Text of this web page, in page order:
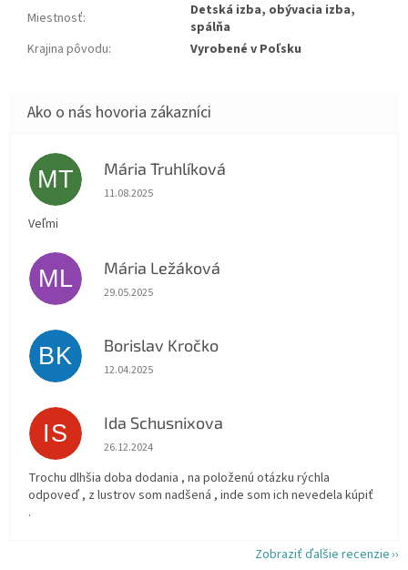
Miestnosť:
Detská izba, obývacia izba,
spálňa
Krajina pôvodu: Vyrobené v Poľsku
MT Mária Truhlíková
Hodnotenie obchodu je 5 z 5 hviezdičiek.
11.08.2025
Veľmi
ML Mária Ležáková
Hodnotenie obchodu je 5 z 5 hviezdičiek.
29.05.2025
BK Borislav Kročko
Hodnotenie obchodu je 5 z 5 hviezdičiek.
12.04.2025
IS Ida Schusnixova
Hodnotenie obchodu je 5 z 5 hviezdičiek.
26.12.2024
Trochu dlhšia doba dodania , na položenú otázku rýchla
odpoveď , z lustrov som nadšená , inde som ich nevedela kúpiť
.
Zobraziť ďalšie recenzie